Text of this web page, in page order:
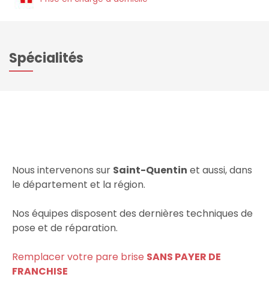
Spécialités
Nous intervenons sur Saint-Quentin et aussi, dans
le département et la région.
Nos équipes disposent des dernières techniques de
pose et de réparation.
Remplacer votre pare brise SANS PAYER DE
FRANCHISE